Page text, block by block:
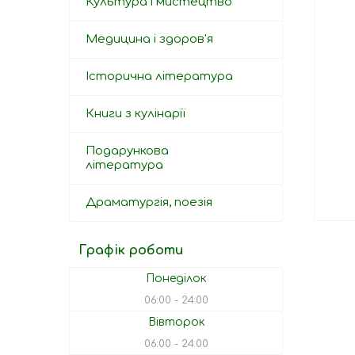
Медицина і здоров'я
Історична література
Книги з кулінарії
Подарункова
література
Драматургія, поезія
Графік роботи
Понеділок
06:00 24:00
Вівторок
06:00 24:00